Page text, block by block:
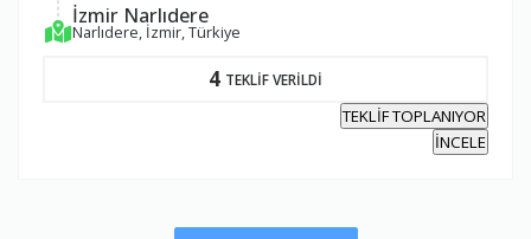
İzmir Narlıdere
Narlıdere, İzmir, Türkiye
4 TEKLİF VERİLDİ
TEKLİF TOPLANIYOR
İNCELE